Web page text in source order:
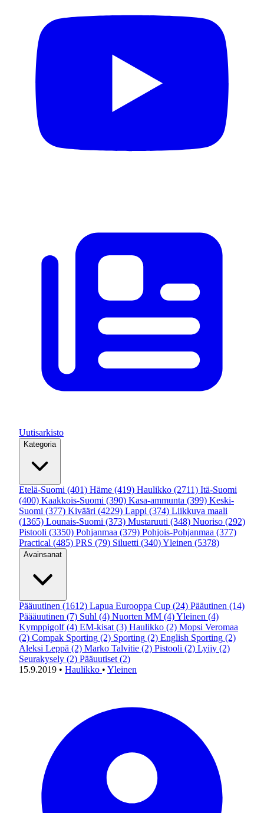
Uutisarkisto
Kategoria
Etelä-Suomi (401) Häme (419) Haulikko (2711) Itä-Suomi
(400) Kaakkois-Suomi (390) Kasa-ammunta (399) Keski-
Suomi (377) Kivääri (4229) Lappi (374) Liikkuva maali
(1365) Lounais-Suomi (373) Mustaruuti (348) Nuoriso (292)
Pistooli (3350) Pohjanmaa (379) Pohjois-Pohjanmaa (377)
Practical (485) PRS (79) Siluetti (340)Yleinen (5378)
Avainsanat
Pääuutinen (1612) Lapua Eurooppa Cup (24) Pääutinen (14)
Päääuutinen (7) Suhl (4) Nuorten MM (4)Yleinen (4)
Kymppigolf (4) EM-kisat (3) Haulikko (2) Mopsi Veromaa
(2) Compak Sporting (2) Sporting (2) English Sporting (2)
Aleksi Leppä (2) Marko Talvitie (2) Pistooli (2) Lyijy (2)
Seurakysely (2) Pääuutiset (2)
15.9.2019 • Haulikko • Yleinen